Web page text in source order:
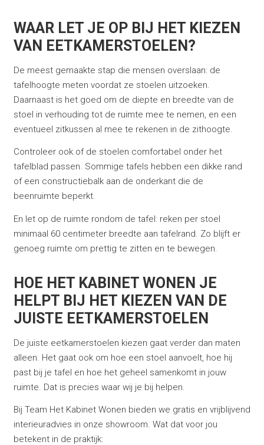
WAAR LET JE OP BIJ HET KIEZEN
VAN EETKAMERSTOELEN?
De meest gemaakte stap die mensen overslaan: de
tafelhoogte meten voordat ze stoelen uitzoeken.
Daarnaast is het goed om de diepte en breedte van de
stoel in verhouding tot de ruimte mee te nemen, en een
eventueel zitkussen al mee te rekenen in de zithoogte.
Controleer ook of de stoelen comfortabel onder het
tafelblad passen. Sommige tafels hebben een dikke rand
of een constructiebalk aan de onderkant die de
beenruimte beperkt.
En let op de ruimte rondom de tafel: reken per stoel
minimaal 60 centimeter breedte aan tafelrand. Zo blijft er
genoeg ruimte om prettig te zitten en te bewegen.
HOE HET KABINET WONEN JE
HELPT BIJ HET KIEZEN VAN DE
JUISTE EETKAMERSTOELEN
De juiste eetkamerstoelen kiezen gaat verder dan maten
alleen. Het gaat ook om hoe een stoel aanvoelt, hoe hij
past bij je tafel en hoe het geheel samenkomt in jouw
ruimte. Dat is precies waar wij je bij helpen.
Bij Team Het Kabinet Wonen bieden we gratis en vrijblijvend
interieuradvies in onze showroom. Wat dat voor jou
betekent in de praktijk: